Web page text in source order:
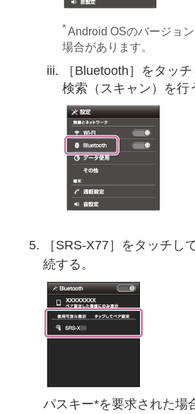
*Android OSのバージョ
場合があります。
［Bluetooth］をタッ
検索（スキャン）を行
［SRS-X77］をタッチし
続する。
パスキー*を要求された場